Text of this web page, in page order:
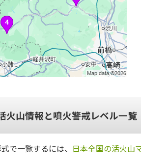
火山情報と噴火警戒レベル一覧
で一覧するには、 日本全国の活火山